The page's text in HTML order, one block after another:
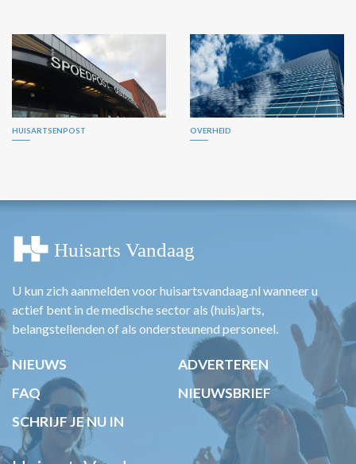
HUISARTSENPOST OVERHEID
U kun zich aanmelden voor huisartsvandaag.nl wanneer u
actief bent in de medische sector als (huis)arts,
belangstellenden of als ondersteunend personeel.
NIEUWS
ADVERTEREN
FAQ
NIEUWSBRIEF
SCHRIJF JE NU IN